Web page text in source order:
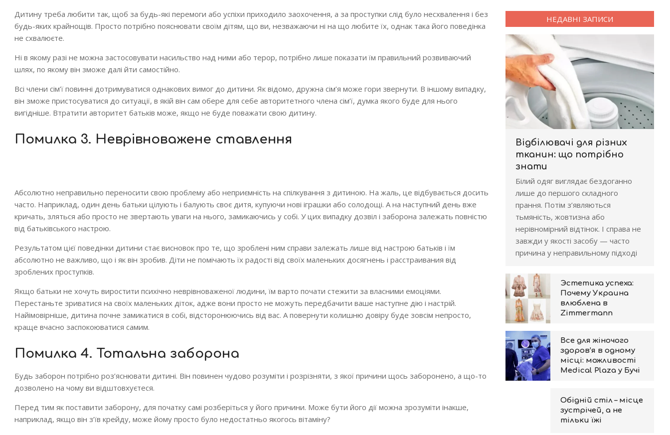
Дитину треба любити так, щоб за будь-які перемоги або успіхи приходило заохочення, а за проступки слід було несхвалення і без
будь-яких крайнощів. Просто потрібно пояснювати своїм дітям, що ви, незважаючи ні на що любите їх, однак така його поведінка
не схвалюєте.
Ні в якому разі не можна застосовувати насильство над ними або терор, потрібно лише показати їм правильний розвиваючий
шлях, по якому він зможе далі йти самостійно.
Всі члени сім’ї повинні дотримуватися однакових вимог до дитини. Як відомо, дружна сім’я може гори звернути. В іншому випадку,
він зможе пристосуватися до ситуації, в якій він сам обере для себе авторитетного члена сім’ї, думка якого буде для нього
вигідніше. Втратити авторитет батьків може, якщо не буде поважати свою дитину.
Помилка 3. Неврівноважене ставлення
Абсолютно неправильно переносити свою проблему або неприємність на спілкування з дитиною. На жаль, це відбувається досить
часто. Наприклад, один день батьки цілують і балують своє дитя, купуючи нові іграшки або солодощі. А на наступний день вже
кричать, зляться або просто не звертають уваги на нього, замикаючись у собі. У цих випадку дозвіл і заборона залежать повністю
від батьківського настрою.
Результатом цієї поведінки дитини стає висновок про те, що зроблені ним справи залежать лише від настрою батьків і їм
абсолютно не важливо, що і як він зробив. Діти не помічають їх радості від своїх маленьких досягнень і расстраивания від
зроблених проступків.
Якщо батьки не хочуть виростити психічно неврівноваженої людини, їм варто почати стежити за власними емоціями.
Перестаньте зриватися на своїх маленьких діток, адже вони просто не можуть передбачити ваше наступне дію і настрій.
Найімовірніше, дитина почне замикатися в собі, відсторонюючись від вас. А повернути колишню довіру буде зовсім непросто,
краще вчасно заспокоюватися самим.
Помилка 4. Тотальна заборона
Будь заборон потрібно роз’яснювати дитині. Він повинен чудово розуміти і розрізняти, з якої причини щось заборонено, а що-то
дозволено на чому ви відштовхуєтеся.
Перед тим як поставити заборону, для початку самі розберіться у його причини. Може бути його дії можна зрозуміти інакше,
наприклад, якщо він з’їв крейду, може йому просто було недостатньо якогось вітаміну?
НЕДАВНІ ЗАПИСИ
Відбілювачі для різних
тканин: що потрібно
знати
Білий одяг виглядає бездоганно
лише до першого складного
прання. Потім з’являються
тьмяність, жовтизна або
нерівномірний відтінок. І справа не
завжди у якості засобу — часто
причина у неправильному підході
Эстетика успеха:
Почему Украина
влюблена в
Zimmermann
Все для жіночого
здоров’я в одному
місці: можливості
Medical Plaza у Бучі
Обідній стіл – місце
зустрічей, а не
тільки їжі